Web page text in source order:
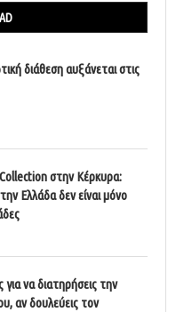
διάθεση αυξάνεται στις
στην Κέρκυρα:
Ελλάδα δεν είναι μόνο
για να διατηρήσεις την
αν δουλεύεις τον